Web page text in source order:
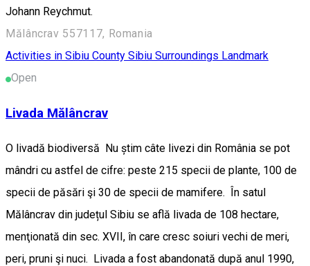
Johann Reychmut.
Mălâncrav 557117, Romania
Activities in Sibiu County Sibiu Surroundings Landmark
Open
Livada Mălâncrav
O livadă biodiversă Nu știm câte livezi din România se pot
mândri cu astfel de cifre: peste 215 specii de plante, 100 de
specii de păsări şi 30 de specii de mamifere. În satul
Mălâncrav din județul Sibiu se află livada de 108 hectare,
menţionată din sec. XVII, în care cresc soiuri vechi de meri,
peri, pruni şi nuci. Livada a fost abandonată după anul 1990,